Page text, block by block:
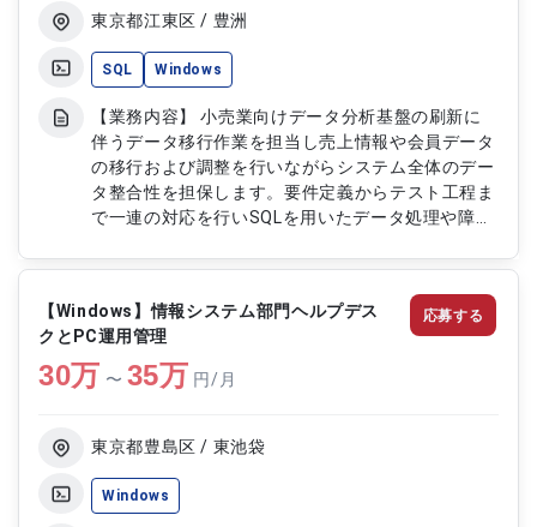
東京都江東区 / 豊洲
SQL Windows
【業務内容】 小売業向けデータ分析基盤の刷新に
伴うデータ移行作業を担当し売上情報や会員データ
の移行および調整を行いながらシステム全体のデー
タ整合性を担保します。要件定義からテスト工程ま
で一連の対応を行いSQLを用いたデータ処理や障害
す 【作業内容】 ・データ移行に関する要件定義お
よびテスト対応 ・SQLを用いたデータ移行および調
整作業 ・DML文の読解および修正対応 ・障害発生
時の調査および解決対応 ・課題管理および改善対
応
【Windows】情報システム部門ヘルプデス
クとPC運用管理
30万 〜 35万 円/月
東京都豊島区 / 東池袋
Windows
応募する